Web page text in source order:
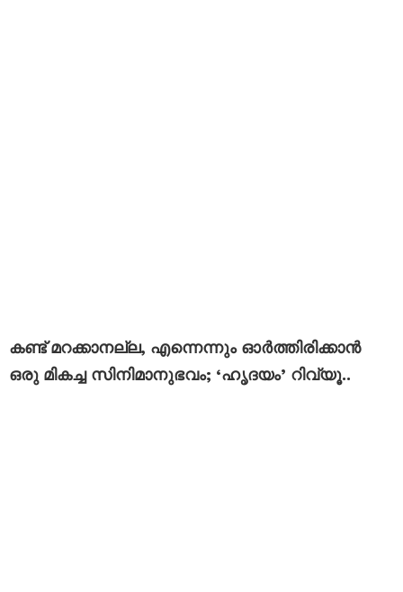
കണ്ട് മറക്കാനല്ല, എന്നെന്നും ഓർത്തിരിക്കാൻ
ഒരു മികച്ച സിനിമാനുഭവം; ‘ഹൃദയം’ റിവ്യൂ..